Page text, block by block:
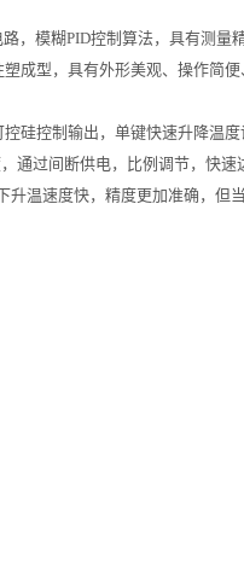
，模糊PID控制算法，具有测量
成型，具有外形美观、操作简
硅控制输出，单键快速升降温
通过间断供电，比例调节，快
温速度快，精度更加准确，但